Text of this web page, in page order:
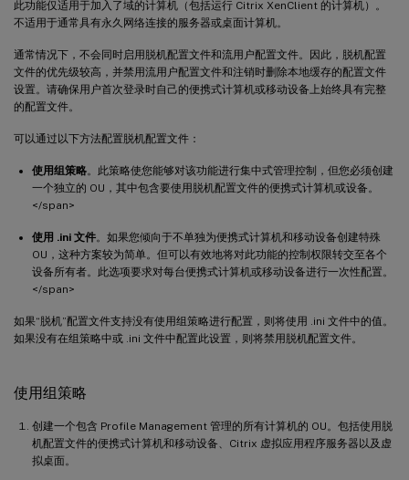
此功能仅适用于加入了域的计算机（包括运行 Citrix XenClient 的计算机）。
不适用于通常具有永久网络连接的服务器或桌面计算机。
通常情况下，不会同时启用脱机配置文件和流用户配置文件。因此，脱机配置
文件的优先级较高，并禁用流用户配置文件和注销时删除本地缓存的配置文件
设置。请确保用户首次登录时自己的便携式计算机或移动设备上始终具有完整
的配置文件。
可以通过以下方法配置脱机配置文件：
使用组策略。此策略使您能够对该功能进行集中式管理控制，但您必须创建
一个独立的 OU，其中包含要使用脱机配置文件的便携式计算机或设备。
</span>
使用 .ini 文件。如果您倾向于不单独为便携式计算机和移动设备创建特殊
OU，这种方案较为简单。但可以有效地将对此功能的控制权限转交至各个
设备所有者。此选项要求对每台便携式计算机或移动设备进行一次性配置。
</span>
如果“脱机”配置文件支持没有使用组策略进行配置，则将使用 .ini 文件中的值。
如果没有在组策略中或 .ini 文件中配置此设置，则将禁用脱机配置文件。
使用组策略
创建一个包含 Profile Management 管理的所有计算机的 OU。包括使用脱
机配置文件的便携式计算机和移动设备、Citrix 虚拟应用程序服务器以及虚
拟桌面。